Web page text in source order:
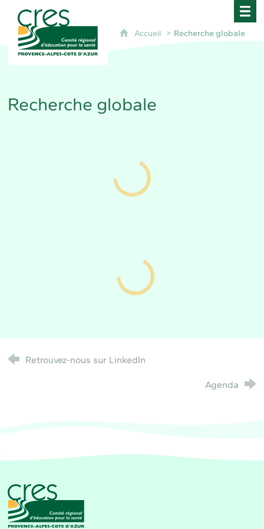
CRES Paca - Comité Régional d'Éducation
Accueil Recherche globale
Recherche globale
Retrouvez-nous sur LinkedIn
Agenda
CRES Paca - Comité Régional d'Éducation pour la